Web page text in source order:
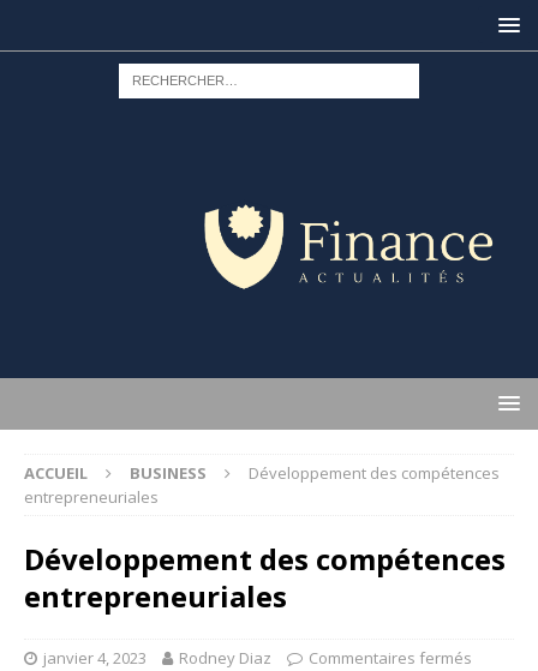
ACCUEIL BUSINESS
Développement des compétences
entrepreneuriales
Développement des compétences
entrepreneuriales
janvier 4, 2023 Rodney Diaz Commentaires fermés